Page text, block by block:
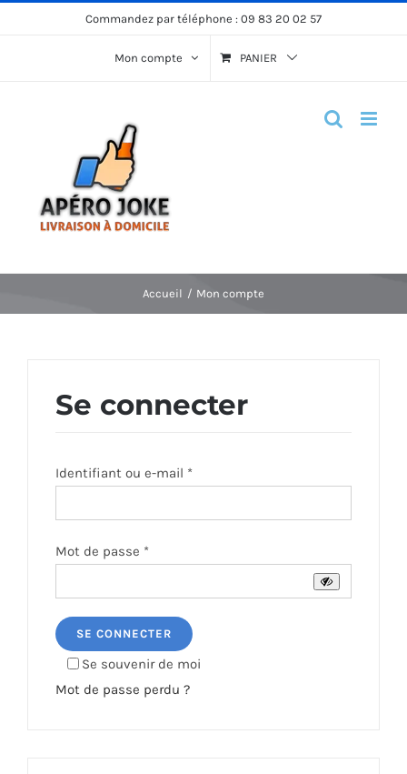
Commandez par téléphone : 09 83 20 02 57
Mon compte PANIER
Accueil Mon compte
Se connecter
Identifiant ou e-mail *Obligatoire
Mot de passe *Obligatoire
Se souvenir de moi
SE CONNECTER
Mot de passe perdu ?